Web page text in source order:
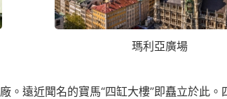
瑪利亞廣場
。遠近聞名的寶馬“四缸大樓”即矗立於此